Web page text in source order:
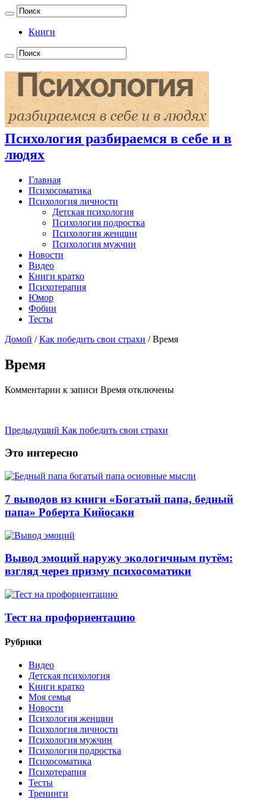
Книги
Психология разбираемся в себе и в
людях
Главная
Психосоматика
Психология личности
Детская психология
Психология подростка
Психология женщин
Психология мужчин
Новости
Видео
Книги кратко
Психотерапия
Юмор
Фобии
Тесты
Домой / Как победить свои страхи / Время
Время
Комментарии к записи Время отключены
Предыдущий Как победить свои страхи
Это интересно
7 выводов из книги «Богатый папа, бедный
папа» Роберта Кийосаки
Вывод эмоций наружу экологичным путём:
взгляд через призму психосоматики
Тест на профориентацию
Рубрики
Видео
Детская психология
Книги кратко
Моя семья
Новости
Психология женщин
Психология личности
Психология мужчин
Психология подростка
Психосоматика
Психотерапия
Тесты
Тренинги